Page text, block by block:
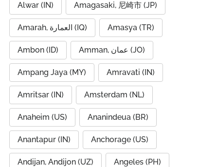
Alwar (IN) Amagasaki, 尼崎市 (JP)
Amarah, العمارة (IQ) Amasya (TR)
Ambon (ID) Amman, عمان (JO)
Ampang Jaya (MY) Amravati (IN)
Amritsar (IN) Amsterdam (NL)
Anaheim (US) Ananindeua (BR)
Anantapur (IN) Anchorage (US)
Andijan, Andijon (UZ) Angeles (PH)